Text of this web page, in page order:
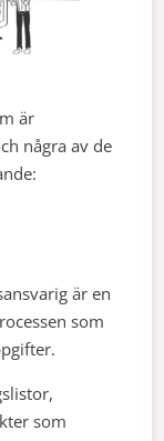
är
några av de
är en
som
som